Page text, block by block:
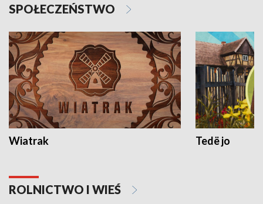
SPOŁECZEŃSTWO
Wiatrak Tedë jo
ROLNICTWO I WIEŚ